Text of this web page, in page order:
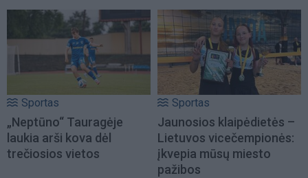
Sportas
„Neptūno“ Tauragėje
laukia arši kova dėl
trečiosios vietos
Sportas
Jaunosios klaipėdietės –
Lietuvos vicečempionės:
įkvepia mūsų miesto
pažibos